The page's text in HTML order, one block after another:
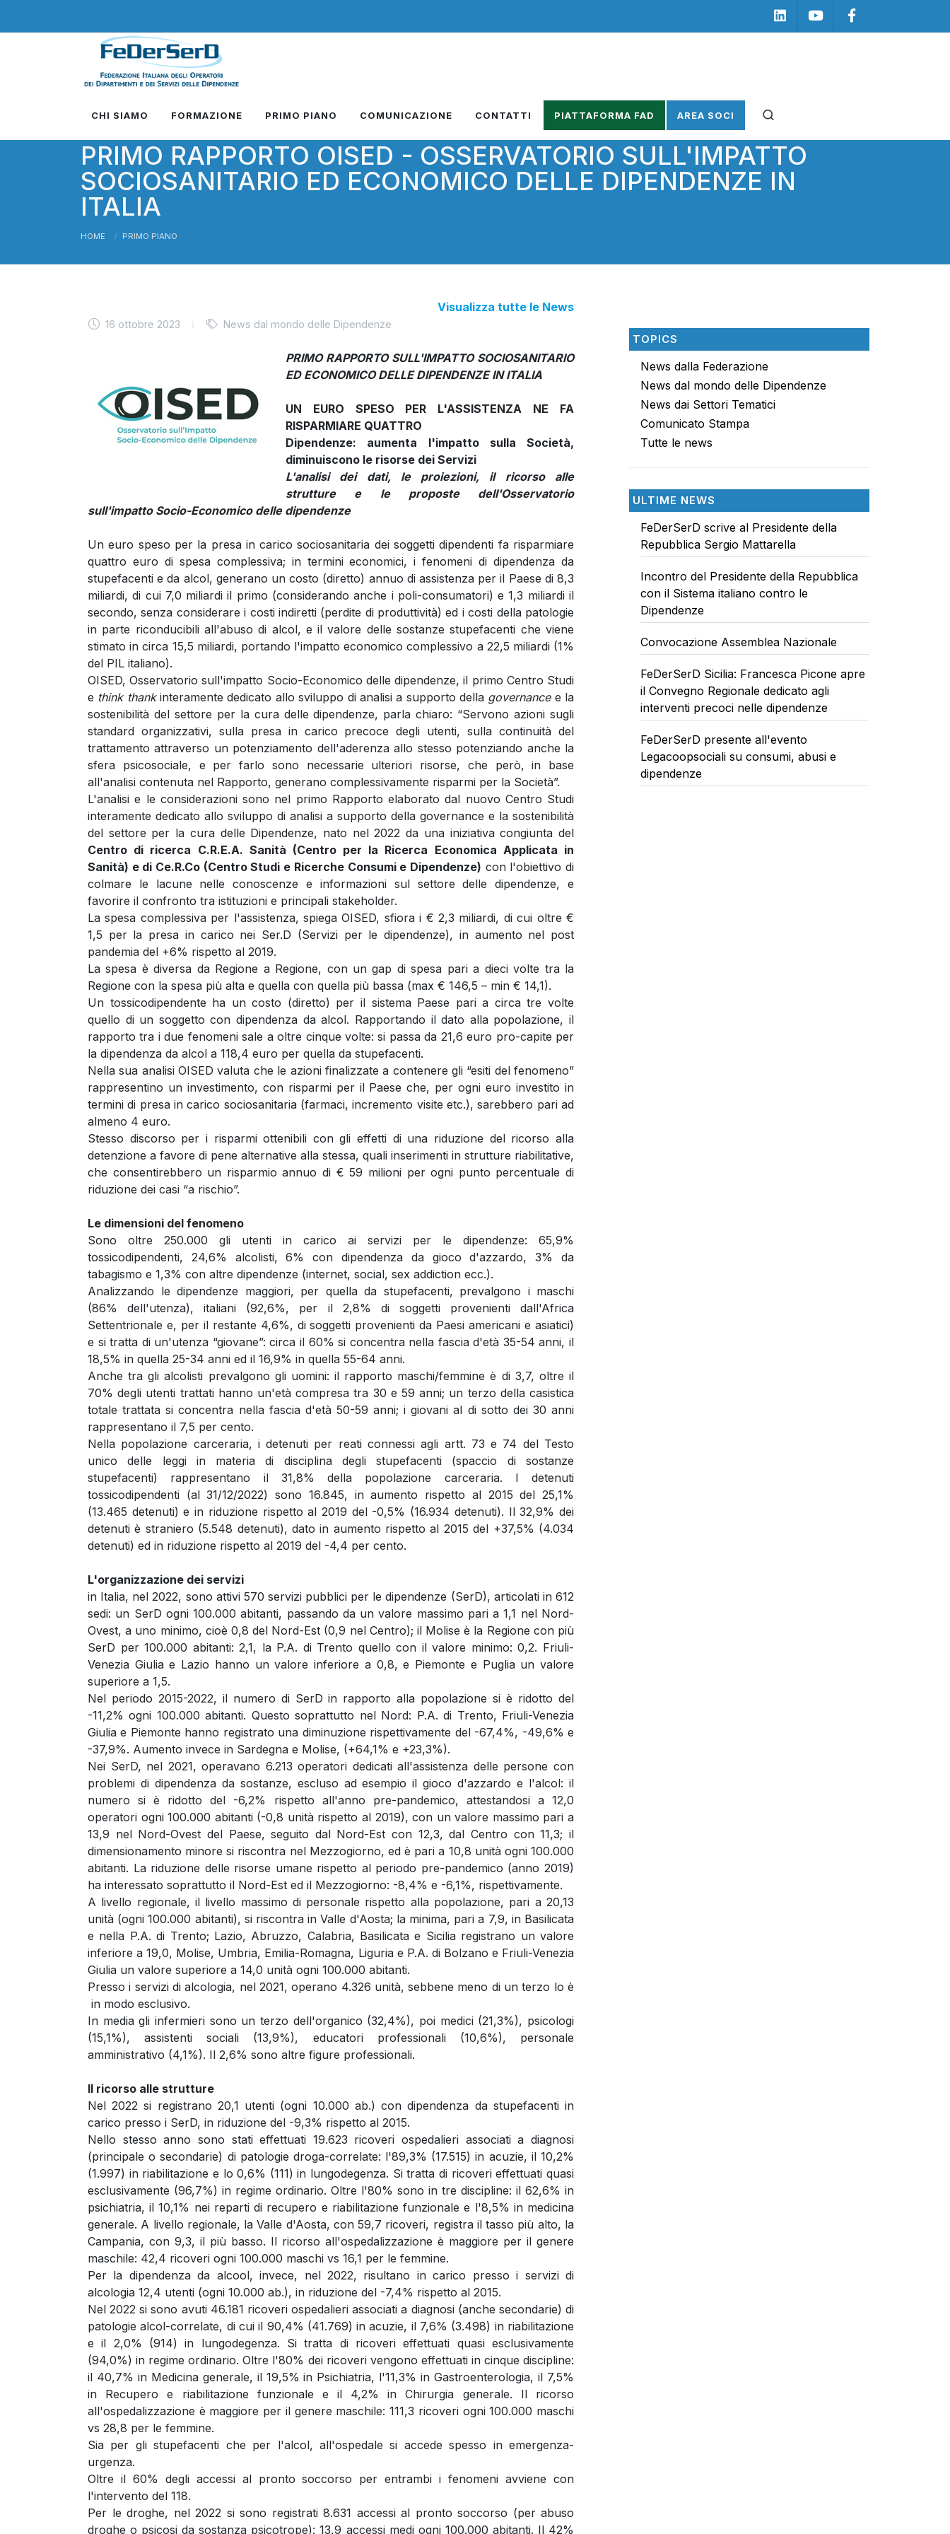
Linkedin Youtube
CHI SIAMO FORMAZIONE PRIMO PIANO COMUNICAZIONE CONTATTI PIATTAFORMA FAD AREA SOCI
PRIMO RAPPORTO OISED - OSSERVATORIO SULL'IMPATTO
SOCIOSANITARIO ED ECONOMICO DELLE DIPENDENZE IN
ITALIA
HOME PRIMO PIANO
Visualizza tutte le News
16 ottobre 2023 News dal mondo delle Dipendenze
PRIMO RAPPORTO SULL'IMPATTO SOCIOSANITARIO
ED ECONOMICO DELLE DIPENDENZE IN ITALIA
UN EURO SPESO PER L'ASSISTENZA NE FA
RISPARMIARE QUATTRO
Dipendenze: aumenta l'impatto sulla Società,
diminuiscono le risorse dei Servizi
L'analisi dei dati, le proiezioni, il ricorso alle
strutture e le proposte dell'Osservatorio
sull'impatto Socio-Economico delle dipendenze
Un euro speso per la presa in carico sociosanitaria dei soggetti dipendenti fa risparmiare
quattro euro di spesa complessiva; in termini economici, i fenomeni di dipendenza da
stupefacenti e da alcol, generano un costo (diretto) annuo di assistenza per il Paese di 8,3
miliardi, di cui 7,0 miliardi il primo (considerando anche i poli-consumatori) e 1,3 miliardi il
secondo, senza considerare i costi indiretti (perdite di produttività) ed i costi della patologie
in parte riconducibili all'abuso di alcol, e il valore delle sostanze stupefacenti che viene
stimato in circa 15,5 miliardi, portando l'impatto economico complessivo a 22,5 miliardi (1%
del PIL italiano).
OISED, Osservatorio sull'impatto Socio-Economico delle dipendenze, il primo Centro Studi
e think thankinteramente dedicato allo sviluppo di analisi a supporto della governancee la
sostenibilità del settore per la cura delle dipendenze, parla chiaro: “Servono azioni sugli
standard organizzativi, sulla presa in carico precoce degli utenti, sulla continuità del
trattamento attraverso un potenziamento dell'aderenza allo stesso potenziando anche la
sfera psicosociale, e per farlo sono necessarie ulteriori risorse, che però, in base
all'analisi contenuta nel Rapporto, generano complessivamente risparmi per la Società”.
L'analisi e le considerazioni sono nel primo Rapporto elaborato dal nuovo Centro Studi
interamente dedicato allo sviluppo di analisi a supporto della governance e la sostenibilità
del settore per la cura delle Dipendenze, nato nel 2022 da una iniziativa congiunta del
Centro di ricerca C.R.E.A. Sanità (Centro per la Ricerca Economica Applicata in
Sanità) e di Ce.R.Co (Centro Studi e Ricerche Consumi e Dipendenze) con l'obiettivo di
colmare le lacune nelle conoscenze e informazioni sul settore delle dipendenze, e
favorire il confronto tra istituzioni e principali stakeholder.
La spesa complessiva per l'assistenza, spiega OISED, sfiora i € 2,3 miliardi, di cui oltre €
1,5 per la presa in carico nei Ser.D (Servizi per le dipendenze), in aumento nel post
pandemia del +6% rispetto al 2019.
La spesa è diversa da Regione a Regione, con un gap di spesa pari a dieci volte tra la
Regione con la spesa più alta e quella con quella più bassa (max € 146,5 – min € 14,1).
Un tossicodipendente ha un costo (diretto) per il sistema Paese pari a circa tre volte
quello di un soggetto con dipendenza da alcol. Rapportando il dato alla popolazione, il
rapporto tra i due fenomeni sale a oltre cinque volte: si passa da 21,6 euro pro-capite per
la dipendenza da alcol a 118,4 euro per quella da stupefacenti.
Nella sua analisi OISED valuta che le azioni finalizzate a contenere gli “esiti del fenomeno”
rappresentino un investimento, con risparmi per il Paese che, per ogni euro investito in
termini di presa in carico sociosanitaria (farmaci, incremento visite etc.), sarebbero pari ad
almeno 4 euro.
Stesso discorso per i risparmi ottenibili con gli effetti di una riduzione del ricorso alla
detenzione a favore di pene alternative alla stessa, quali inserimenti in strutture riabilitative,
che consentirebbero un risparmio annuo di € 59 milioni per ogni punto percentuale di
riduzione dei casi “a rischio”.
Le dimensioni del fenomeno
Sono oltre 250.000 gli utenti in carico ai servizi per le dipendenze: 65,9%
tossicodipendenti, 24,6% alcolisti, 6% con dipendenza da gioco d'azzardo, 3% da
tabagismo e 1,3% con altre dipendenze (internet, social, sex addiction ecc.).
Analizzando le dipendenze maggiori, per quella da stupefacenti, prevalgono i maschi
(86% dell'utenza), italiani (92,6%, per il 2,8% di soggetti provenienti dall'Africa
Settentrionale e, per il restante 4,6%, di soggetti provenienti da Paesi americani e asiatici)
e si tratta di un'utenza “giovane”: circa il 60% si concentra nella fascia d'età 35-54 anni, il
18,5% in quella 25-34 anni ed il 16,9% in quella 55-64 anni.
Anche tra gli alcolisti prevalgono gli uomini: il rapporto maschi/femmine è di 3,7, oltre il
70% degli utenti trattati hanno un'età compresa tra 30 e 59 anni; un terzo della casistica
totale trattata si concentra nella fascia d'età 50-59 anni; i giovani al di sotto dei 30 anni
rappresentano il 7,5 per cento.
Nella popolazione carceraria, i detenuti per reati connessi agli artt. 73 e 74 del Testo
unico delle leggi in materia di disciplina degli stupefacenti (spaccio di sostanze
stupefacenti) rappresentano il 31,8% della popolazione carceraria. I detenuti
tossicodipendenti (al 31/12/2022) sono 16.845, in aumento rispetto al 2015 del 25,1%
(13.465 detenuti) e in riduzione rispetto al 2019 del -0,5% (16.934 detenuti). Il 32,9% dei
detenuti è straniero (5.548 detenuti), dato in aumento rispetto al 2015 del +37,5% (4.034
detenuti) ed in riduzione rispetto al 2019 del -4,4 per cento.
L'organizzazione dei servizi
in Italia, nel 2022, sono attivi 570 servizi pubblici per le dipendenze (SerD), articolati in 612
sedi: un SerD ogni 100.000 abitanti, passando da un valore massimo pari a 1,1 nel Nord-
Ovest, a uno minimo, cioè 0,8 del Nord-Est (0,9 nel Centro); il Molise è la Regione con più
SerD per 100.000 abitanti: 2,1, la P.A. di Trento quello con il valore minimo: 0,2. Friuli-
Venezia Giulia e Lazio hanno un valore inferiore a 0,8, e Piemonte e Puglia un valore
superiore a 1,5.
Nel periodo 2015-2022, il numero di SerD in rapporto alla popolazione si è ridotto del
-11,2% ogni 100.000 abitanti. Questo soprattutto nel Nord: P.A. di Trento, Friuli-Venezia
Giulia e Piemonte hanno registrato una diminuzione rispettivamente del -67,4%, -49,6% e
-37,9%. Aumento invece in Sardegna e Molise, (+64,1% e +23,3%).
Nei SerD, nel 2021, operavano 6.213 operatori dedicati all'assistenza delle persone con
problemi di dipendenza da sostanze, escluso ad esempio il gioco d'azzardo e l'alcol: il
numero si è ridotto del -6,2% rispetto all'anno pre-pandemico, attestandosi a 12,0
operatori ogni 100.000 abitanti (-0,8 unità rispetto al 2019), con un valore massimo pari a
13,9 nel Nord-Ovest del Paese, seguito dal Nord-Est con 12,3, dal Centro con 11,3; il
dimensionamento minore si riscontra nel Mezzogiorno, ed è pari a 10,8 unità ogni 100.000
abitanti. La riduzione delle risorse umane rispetto al periodo pre-pandemico (anno 2019)
ha interessato soprattutto il Nord-Est ed il Mezzogiorno: -8,4% e -6,1%, rispettivamente.
A livello regionale, il livello massimo di personale rispetto alla popolazione, pari a 20,13
unità (ogni 100.000 abitanti), si riscontra in Valle d'Aosta; la minima, pari a 7,9, in Basilicata
e nella P.A. di Trento; Lazio, Abruzzo, Calabria, Basilicata e Sicilia registrano un valore
inferiore a 19,0, Molise, Umbria, Emilia-Romagna, Liguria e P.A. di Bolzano e Friuli-Venezia
Giulia un valore superiore a 14,0 unità ogni 100.000 abitanti.
Presso i servizi di alcologia, nel 2021, operano 4.326 unità, sebbene meno di un terzo lo è
in modo esclusivo.
In media gli infermieri sono un terzo dell'organico (32,4%), poi medici (21,3%), psicologi
(15,1%), assistenti sociali (13,9%), educatori professionali (10,6%), personale
amministrativo (4,1%). Il 2,6% sono altre figure professionali.
Il ricorso alle strutture
Nel 2022 si registrano 20,1 utenti (ogni 10.000 ab.) con dipendenza da stupefacenti in
carico presso i SerD, in riduzione del -9,3% rispetto al 2015.
Nello stesso anno sono stati effettuati 19.623 ricoveri ospedalieri associati a diagnosi
(principale o secondarie) di patologie droga-correlate: l'89,3% (17.515) in acuzie, il 10,2%
(1.997) in riabilitazione e lo 0,6% (111) in lungodegenza. Si tratta di ricoveri effettuati quasi
esclusivamente (96,7%) in regime ordinario. Oltre l'80% sono in tre discipline: il 62,6% in
psichiatria, il 10,1% nei reparti di recupero e riabilitazione funzionale e l'8,5% in medicina
generale. A livello regionale, la Valle d'Aosta, con 59,7 ricoveri, registra il tasso più alto, la
Campania, con 9,3, il più basso. Il ricorso all'ospedalizzazione è maggiore per il genere
maschile: 42,4 ricoveri ogni 100.000 maschi vs 16,1 per le femmine.
Per la dipendenza da alcool, invece, nel 2022, risultano in carico presso i servizi di
alcologia 12,4 utenti (ogni 10.000 ab.), in riduzione del -7,4% rispetto al 2015.
Nel 2022 si sono avuti 46.181 ricoveri ospedalieri associati a diagnosi (anche secondarie) di
patologie alcol-correlate, di cui il 90,4% (41.769) in acuzie, il 7,6% (3.498) in riabilitazione
e il 2,0% (914) in lungodegenza. Si tratta di ricoveri effettuati quasi esclusivamente
(94,0%) in regime ordinario. Oltre l'80% dei ricoveri vengono effettuati in cinque discipline:
il 40,7% in Medicina generale, il 19,5% in Psichiatria, l'11,3% in Gastroenterologia, il 7,5%
in Recupero e riabilitazione funzionale e il 4,2% in Chirurgia generale. Il ricorso
all'ospedalizzazione è maggiore per il genere maschile: 111,3 ricoveri ogni 100.000 maschi
vs 28,8 per le femmine.
Sia per gli stupefacenti che per l'alcol, all'ospedale si accede spesso in emergenza-
urgenza.
Oltre il 60% degli accessi al pronto soccorso per entrambi i fenomeni avviene con
l'intervento del 118.
Per le droghe, nel 2022 si sono registrati 8.631 accessi al pronto soccorso (per abuso
droghe o psicosi da sostanza psicotrope): 13,9 accessi medi ogni 100.000 abitanti. Il 42%
TOPICS
News dalla Federazione
News dal mondo delle Dipendenze
News dai Settori Tematici
Comunicato Stampa
Tutte le news
ULTIME NEWS
FeDerSerD scrive al Presidente della
Repubblica Sergio Mattarella
Incontro del Presidente della Repubblica
con il Sistema italiano contro le
Dipendenze
Convocazione Assemblea Nazionale
FeDerSerD Sicilia: Francesca Picone apre
il Convegno Regionale dedicato agli
interventi precoci nelle dipendenze
FeDerSerD presente all'evento
Legacoopsociali su consumi, abusi e
dipendenze